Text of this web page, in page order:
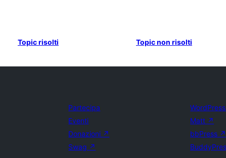
Topic risolti Topic non risolti
Partecipa
Eventi
Donazioni ↗
Swag ↗
Matt ↗
bbPress ↗